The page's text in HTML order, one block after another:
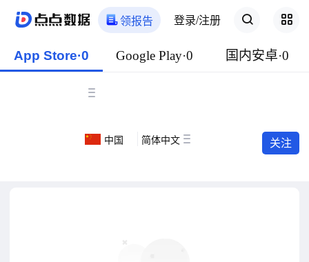
领报告 登录/注册
App Store·0 Google Play·0 国内安卓·0
中国 简体中文 关注